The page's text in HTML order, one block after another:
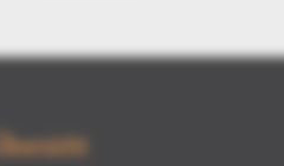
Übersicht